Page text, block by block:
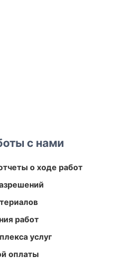
с нами
о ходе работ
работ
услуг
оплаты